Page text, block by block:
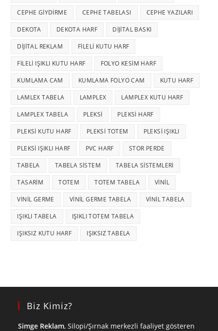
CEPHE GIYDIRME CEPHE TABELASI CEPHE YAZILARI
DEKOTA DEKOTA HARF DIJITAL BASKI
DIJITAL REKLAM FILELI KUTU HARF
FILELI IŞIKLI KUTU HARF FOLYO KESIM HARF
KUMLAMA CAM KUMLAMA FOLYO CAM KUTU HARF
LAMLEX TABELA LAMPLEX LAMPLEX KUTU HARF
LAMPLEX TABELA PLEKSI PLEKSI HARF
PLEKSI KUTU HARF PLEKSI TOTEM PLEKSI IŞIKLI
PLEKSI IŞIKLI HARF PVC HARF STOR PERDE
TABELA TABELA SISTEM TABELA SISTEMLERI
TASARIM TOTEM TOTEM TABELA VINIL
VINIL GERME VINIL GERME TABELA VINIL TABELA
IŞIKLI TABELA IŞIKLI TOTEM TABELA
IŞIKSIZ KUTU HARF IŞIKSIZ TABELA
Biz Kimiz?
Simge Reklam, Silopi/Şırnak merkezli faaliyet gösteren